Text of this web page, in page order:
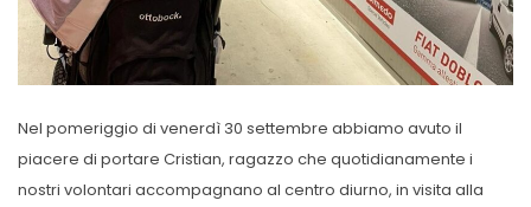
Nel pomeriggio di venerdì 30 settembre abbiamo avuto il
piacere di portare Cristian, ragazzo che quotidianamente i
nostri volontari ️accompagnano al centro diurno, in visita alla